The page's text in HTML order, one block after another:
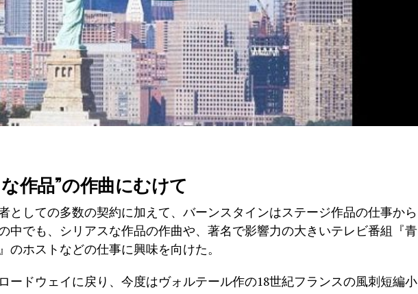
作品”の作曲にむけて
としての多数の契約に加えて、バーンスタインはステージ作品の仕事から
中でも、シリアスな作品の作曲や、著名で影響力の大きいテレビ番組『青
のホストなどの仕事に興味を向けた。
ードウェイに戻り、今度はヴォルテール作の18世紀フランスの風刺短編小